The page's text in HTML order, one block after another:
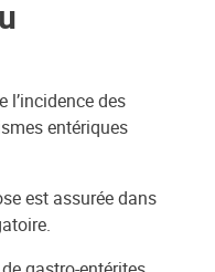
l’incidence des
entériques
est assurée dans